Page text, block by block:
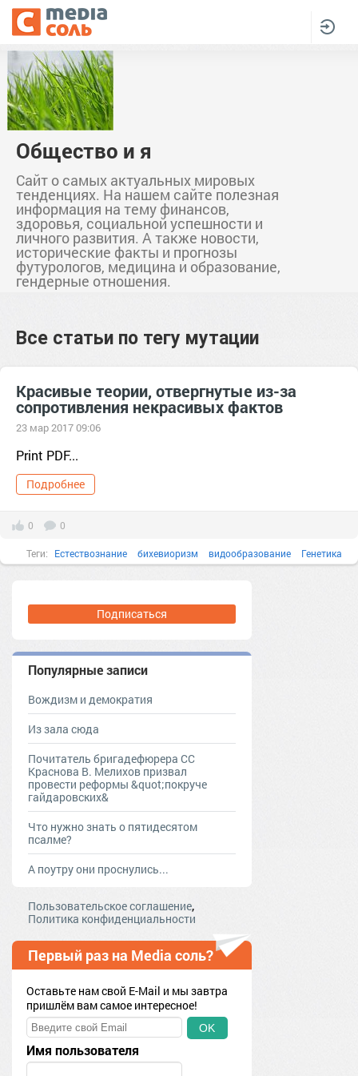
Общество и я
Сайт о самых актуальных мировых
тенденциях. На нашем сайте полезная
информация на тему финансов,
здоровья, социальной успешности и
личного развития. А также новости,
исторические факты и прогнозы
футурологов, медицина и образование,
гендерные отношения.
Все статьи по тегу мутации
Красивые теории, отвергнутые из-за
сопротивления некрасивых фактов
23 мар 2017 09:06
Print PDF...
Подробнее
0 0
Теги: Естествознание бихевиоризм видообразование Генетика
морфология
теория
Подписаться
Популярные записи
Вождизм и демократия
Из зала сюда
Почитатель бригадефюрера СС
Краснова В. Мелихов призвал
провести реформы &quot;покруче
гайдаровских&
Что нужно знать о пятидесятом
псалме?
А поутру они проснулись...
Пользовательское соглашение,
Политика конфиденциальности
Первый раз на Media соль?
Оставьте нам свой E-Mail и мы завтра
пришлём вам самое интересное!
OK
Имя пользователя